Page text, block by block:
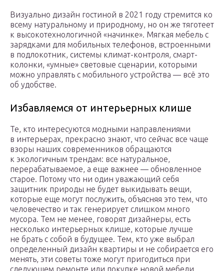
Визуально дизайн гостиной в 2021 году стремится ко
всему натуральному и природному, но он же тяготеет
к высокотехнологичной «начинке». Мягкая мебель с
зарядками для мобильных телефонов, встроенными
в подлокотник, системы климат-контроля, смарт-
колонки, «умные» световые сценарии, которыми
можно управлять с мобильного устройства — всё это
об удобстве.
Избавляемся от интерьерных клише
Те, кто интересуются модными направлениями
в интерьерах, прекрасно знают, что сейчас все чаще
взоры наших современников обращаются
к экологичным трендам: все натуральное,
перерабатываемое, а еще важнее — обновленное
старое. Потому что ни один уважающий себя
защитник природы не будет выкидывать вещи,
которые еще могут послужить, объясняя это тем, что
человечество и так генерирует слишком много
мусора. Тем не менее, говорят дизайнеры, есть
несколько интерьерных клише, которые лучше
не брать с собой в будущее. Тем, кто уже выбрал
определенный дизайн квартиры и не собирается его
менять, эти советы тоже могут пригодиться при
следующем ремонте или покупке новой мебели.